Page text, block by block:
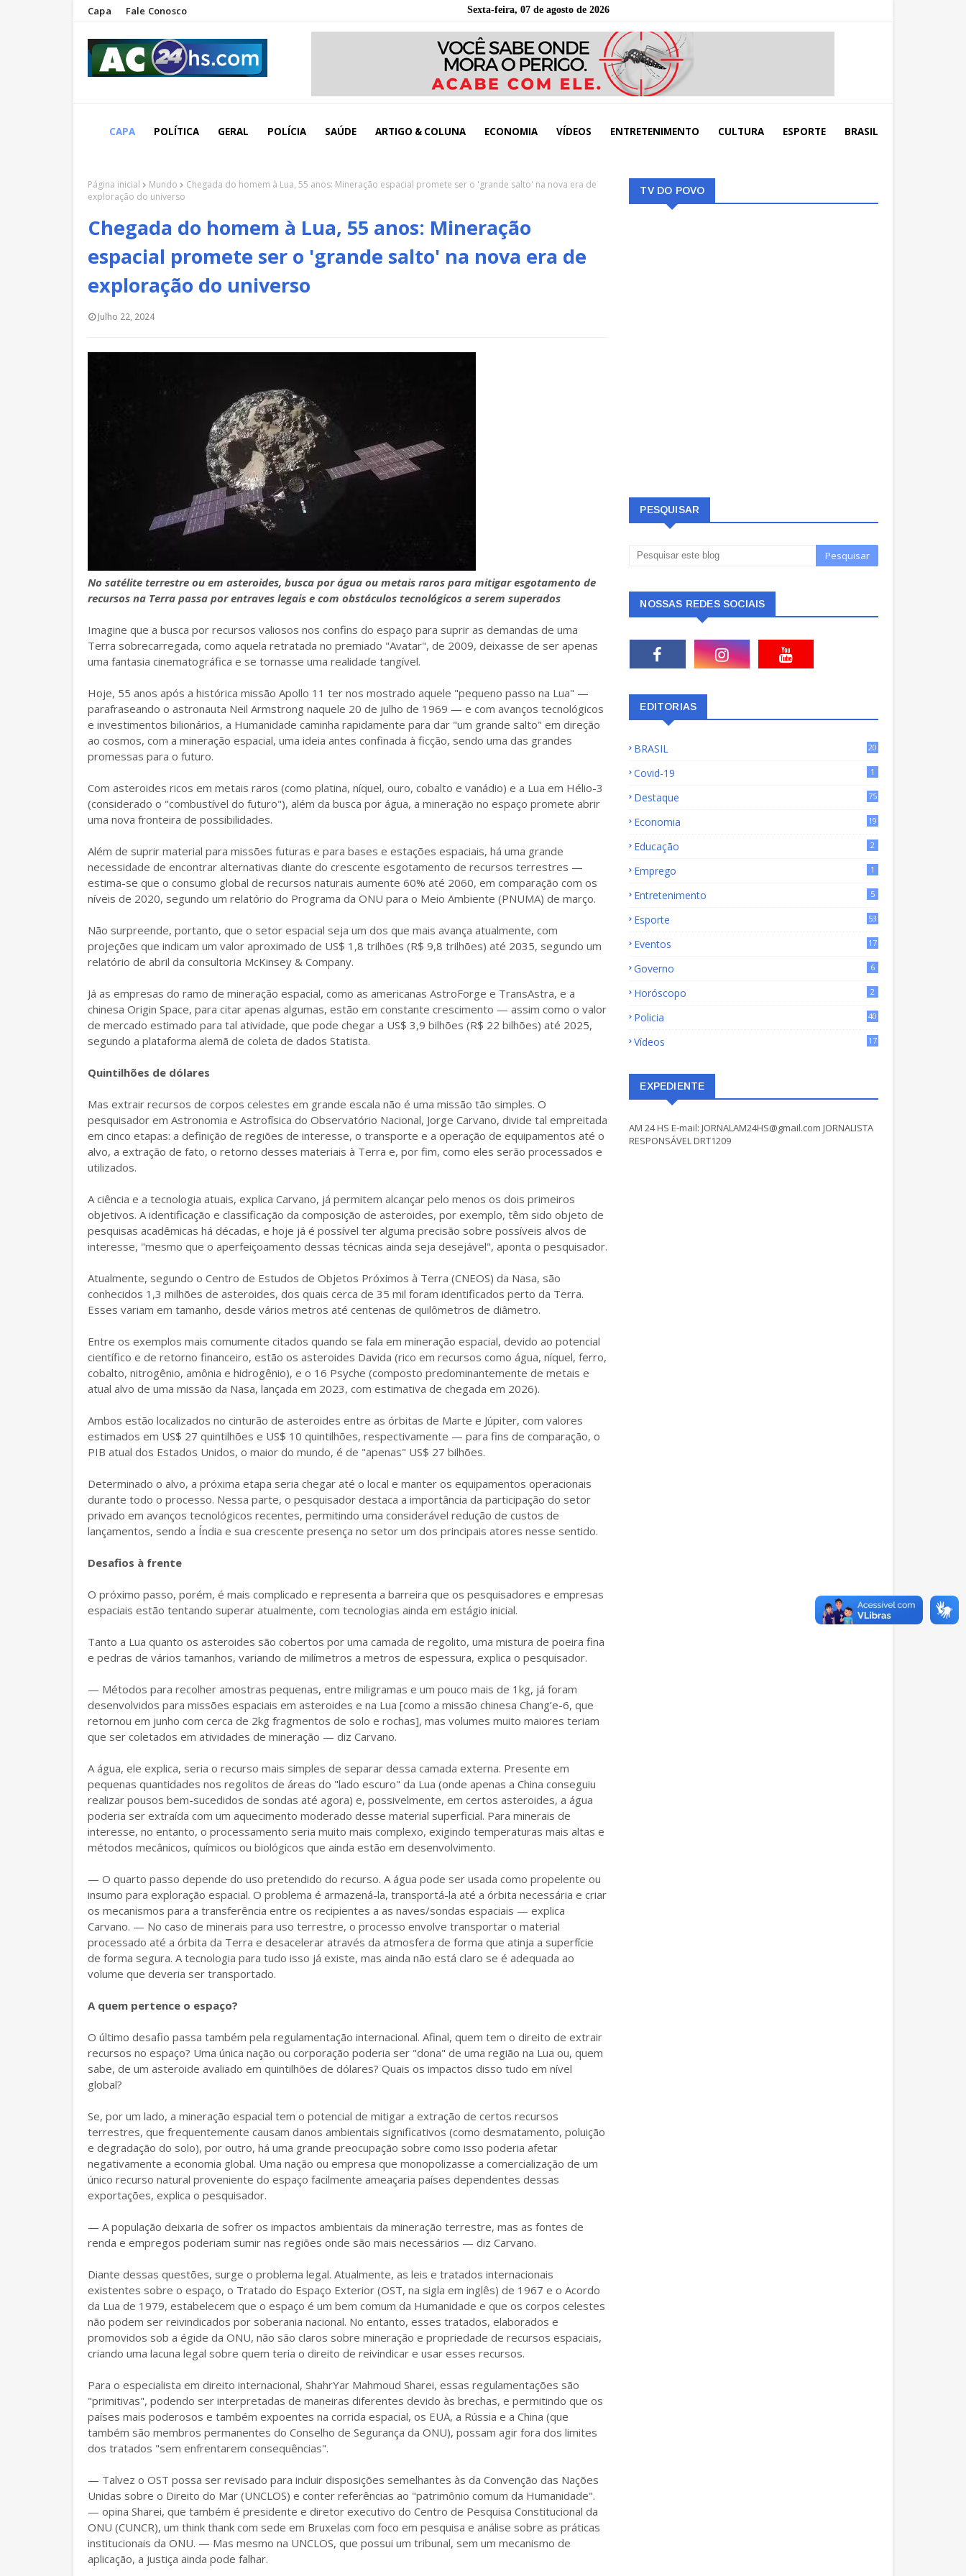
Capa Fale Conosco Sexta-feira, 07 de agosto de 2026
CAPA POLÍTICA GERAL POLÍCIA SAÚDE ARTIGO & COLUNA ECONOMIA VÍDEOS ENTRETENIMENTO CULTURA ESPORTE BRASIL
Página inicial Mundo
Chegada do homem à Lua, 55 anos: Mineração espacial promete ser o 'grande salto' na nova era de
exploração do universo
Chegada do homem à Lua, 55 anos: Mineração
espacial promete ser o 'grande salto' na nova era de
exploração do universo
Julho 22, 2024
No satélite terrestre ou em asteroides, busca por água ou metais raros para mitigar esgotamento de
recursos na Terra passa por entraves legais e com obstáculos tecnológicos a serem superados
Imagine que a busca por recursos valiosos nos confins do espaço para suprir as demandas de uma
Terra sobrecarregada, como aquela retratada no premiado "Avatar", de 2009, deixasse de ser apenas
uma fantasia cinematográfica e se tornasse uma realidade tangível.
Hoje, 55 anos após a histórica missão Apollo 11 ter nos mostrado aquele "pequeno passo na Lua" —
parafraseando o astronauta Neil Armstrong naquele 20 de julho de 1969 — e com avanços tecnológicos
e investimentos bilionários, a Humanidade caminha rapidamente para dar "um grande salto" em direção
ao cosmos, com a mineração espacial, uma ideia antes confinada à ficção, sendo uma das grandes
promessas para o futuro.
Com asteroides ricos em metais raros (como platina, níquel, ouro, cobalto e vanádio) e a Lua em Hélio-3
(considerado o "combustível do futuro"), além da busca por água, a mineração no espaço promete abrir
uma nova fronteira de possibilidades.
Além de suprir material para missões futuras e para bases e estações espaciais, há uma grande
necessidade de encontrar alternativas diante do crescente esgotamento de recursos terrestres —
estima-se que o consumo global de recursos naturais aumente 60% até 2060, em comparação com os
níveis de 2020, segundo um relatório do Programa da ONU para o Meio Ambiente (PNUMA) de março.
Não surpreende, portanto, que o setor espacial seja um dos que mais avança atualmente, com
projeções que indicam um valor aproximado de US$ 1,8 trilhões (R$ 9,8 trilhões) até 2035, segundo um
relatório de abril da consultoria McKinsey & Company.
Já as empresas do ramo de mineração espacial, como as americanas AstroForge e TransAstra, e a
chinesa Origin Space, para citar apenas algumas, estão em constante crescimento — assim como o valor
de mercado estimado para tal atividade, que pode chegar a US$ 3,9 bilhões (R$ 22 bilhões) até 2025,
segundo a plataforma alemã de coleta de dados Statista.
Quintilhões de dólares
Mas extrair recursos de corpos celestes em grande escala não é uma missão tão simples. O
pesquisador em Astronomia e Astrofísica do Observatório Nacional, Jorge Carvano, divide tal empreitada
em cinco etapas: a definição de regiões de interesse, o transporte e a operação de equipamentos até o
alvo, a extração de fato, o retorno desses materiais à Terra e, por fim, como eles serão processados e
utilizados.
A ciência e a tecnologia atuais, explica Carvano, já permitem alcançar pelo menos os dois primeiros
objetivos. A identificação e classificação da composição de asteroides, por exemplo, têm sido objeto de
pesquisas acadêmicas há décadas, e hoje já é possível ter alguma precisão sobre possíveis alvos de
interesse, "mesmo que o aperfeiçoamento dessas técnicas ainda seja desejável", aponta o pesquisador.
Atualmente, segundo o Centro de Estudos de Objetos Próximos à Terra (CNEOS) da Nasa, são
conhecidos 1,3 milhões de asteroides, dos quais cerca de 35 mil foram identificados perto da Terra.
Esses variam em tamanho, desde vários metros até centenas de quilômetros de diâmetro.
Entre os exemplos mais comumente citados quando se fala em mineração espacial, devido ao potencial
científico e de retorno financeiro, estão os asteroides Davida (rico em recursos como água, níquel, ferro,
cobalto, nitrogênio, amônia e hidrogênio), e o 16 Psyche (composto predominantemente de metais e
atual alvo de uma missão da Nasa, lançada em 2023, com estimativa de chegada em 2026).
Ambos estão localizados no cinturão de asteroides entre as órbitas de Marte e Júpiter, com valores
estimados em US$ 27 quintilhões e US$ 10 quintilhões, respectivamente — para fins de comparação, o
PIB atual dos Estados Unidos, o maior do mundo, é de "apenas" US$ 27 bilhões.
Determinado o alvo, a próxima etapa seria chegar até o local e manter os equipamentos operacionais
durante todo o processo. Nessa parte, o pesquisador destaca a importância da participação do setor
privado em avanços tecnológicos recentes, permitindo uma considerável redução de custos de
lançamentos, sendo a Índia e sua crescente presença no setor um dos principais atores nesse sentido.
Desafios à frente
O próximo passo, porém, é mais complicado e representa a barreira que os pesquisadores e empresas
espaciais estão tentando superar atualmente, com tecnologias ainda em estágio inicial.
Tanto a Lua quanto os asteroides são cobertos por uma camada de regolito, uma mistura de poeira fina
e pedras de vários tamanhos, variando de milímetros a metros de espessura, explica o pesquisador.
— Métodos para recolher amostras pequenas, entre miligramas e um pouco mais de 1kg, já foram
desenvolvidos para missões espaciais em asteroides e na Lua [como a missão chinesa Chang’e-6, que
retornou em junho com cerca de 2kg fragmentos de solo e rochas], mas volumes muito maiores teriam
que ser coletados em atividades de mineração — diz Carvano.
A água, ele explica, seria o recurso mais simples de separar dessa camada externa. Presente em
pequenas quantidades nos regolitos de áreas do "lado escuro" da Lua (onde apenas a China conseguiu
realizar pousos bem-sucedidos de sondas até agora) e, possivelmente, em certos asteroides, a água
poderia ser extraída com um aquecimento moderado desse material superficial. Para minerais de
interesse, no entanto, o processamento seria muito mais complexo, exigindo temperaturas mais altas e
métodos mecânicos, químicos ou biológicos que ainda estão em desenvolvimento.
— O quarto passo depende do uso pretendido do recurso. A água pode ser usada como propelente ou
insumo para exploração espacial. O problema é armazená-la, transportá-la até a órbita necessária e criar
os mecanismos para a transferência entre os recipientes a as naves/sondas espaciais — explica
Carvano. — No caso de minerais para uso terrestre, o processo envolve transportar o material
processado até a órbita da Terra e desacelerar através da atmosfera de forma que atinja a superfície
de forma segura. A tecnologia para tudo isso já existe, mas ainda não está claro se é adequada ao
volume que deveria ser transportado.
A quem pertence o espaço?
O último desafio passa também pela regulamentação internacional. Afinal, quem tem o direito de extrair
recursos no espaço? Uma única nação ou corporação poderia ser "dona" de uma região na Lua ou, quem
sabe, de um asteroide avaliado em quintilhões de dólares? Quais os impactos disso tudo em nível
global?
Se, por um lado, a mineração espacial tem o potencial de mitigar a extração de certos recursos
terrestres, que frequentemente causam danos ambientais significativos (como desmatamento, poluição
e degradação do solo), por outro, há uma grande preocupação sobre como isso poderia afetar
negativamente a economia global. Uma nação ou empresa que monopolizasse a comercialização de um
único recurso natural proveniente do espaço facilmente ameaçaria países dependentes dessas
exportações, explica o pesquisador.
— A população deixaria de sofrer os impactos ambientais da mineração terrestre, mas as fontes de
renda e empregos poderiam sumir nas regiões onde são mais necessários — diz Carvano.
Diante dessas questões, surge o problema legal. Atualmente, as leis e tratados internacionais
existentes sobre o espaço, o Tratado do Espaço Exterior (OST, na sigla em inglês) de 1967 e o Acordo
da Lua de 1979, estabelecem que o espaço é um bem comum da Humanidade e que os corpos celestes
não podem ser reivindicados por soberania nacional. No entanto, esses tratados, elaborados e
promovidos sob a égide da ONU, não são claros sobre mineração e propriedade de recursos espaciais,
criando uma lacuna legal sobre quem teria o direito de reivindicar e usar esses recursos.
Para o especialista em direito internacional, ShahrYar Mahmoud Sharei, essas regulamentações são
"primitivas", podendo ser interpretadas de maneiras diferentes devido às brechas, e permitindo que os
países mais poderosos e também expoentes na corrida espacial, os EUA, a Rússia e a China (que
também são membros permanentes do Conselho de Segurança da ONU), possam agir fora dos limites
dos tratados "sem enfrentarem consequências".
— Talvez o OST possa ser revisado para incluir disposições semelhantes às da Convenção das Nações
Unidas sobre o Direito do Mar (UNCLOS) e conter referências ao "patrimônio comum da Humanidade".
— opina Sharei, que também é presidente e diretor executivo do Centro de Pesquisa Constitucional da
ONU (CUNCR), um think thank com sede em Bruxelas com foco em pesquisa e análise sobre as práticas
institucionais da ONU. — Mas mesmo na UNCLOS, que possui um tribunal, sem um mecanismo de
aplicação, a justiça ainda pode falhar.
TV DO POVO
PESQUISAR
NOSSAS REDES SOCIAIS
EDITORIAS
BRASIL
20
Covid-19 1
Destaque
75
Economia
19
Educação 2
Emprego 1
Entretenimento 5
Esporte 53
Eventos 17
Governo 6
Horóscopo 2
Policia 40
Vídeos 17
EXPEDIENTE
AM 24 HS E-mail: JORNALAM24HS@gmail.com JORNALISTA
RESPONSÁVEL DRT1209